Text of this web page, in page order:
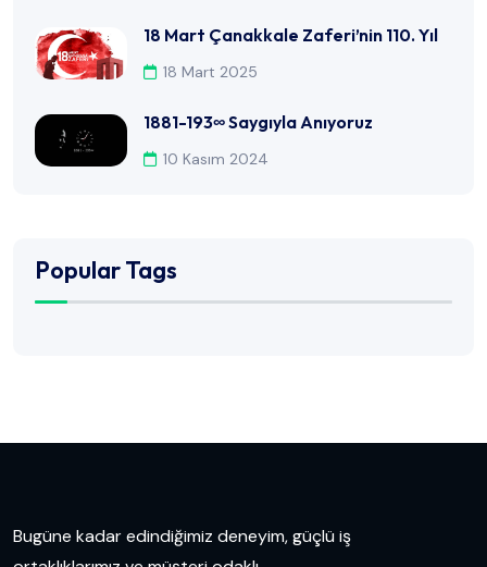
18 Mart Çanakkale Zaferi’nin 110. Yıl
18 Mart 2025
1881-193∞ Saygıyla Anıyoruz
10 Kasım 2024
Popular Tags
Bugüne kadar edindiğimiz deneyim, güçlü iş